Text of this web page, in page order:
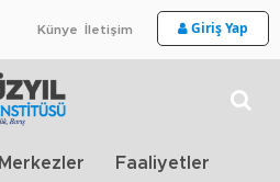
Künye İletişim Giriş Yap
Merkezler Faaliyetler